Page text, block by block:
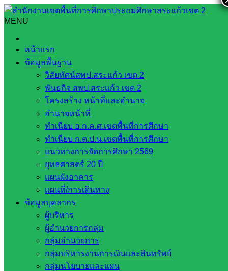
Skip
to
content
MENU
หน้าแรก
ข้อมูลพื้นฐาน
วิสัยทัศน์สพป.สระแก้ว เขต 2
พันธกิจ สพป.สระแก้ว เขต 2
โครงสร้าง หน้าที่และอำนาจ
อำนาจหน้าที่
ทำเนียบ อ.ก.ค.ศ.เขตพื้นที่การศึกษา
ทำเนียบ ก.ต.ป.น.เขตพื้นที่การศึกษา
แนวทางการจัดการศึกษา 2569
ยุทธศาสตร์ 20 ปี
แผนผังอาคาร
แผนที่/การเดินทาง
ข้อมูลบุคลากร
ผู้บริหาร
ผู้อำนวยการกลุ่ม
กลุ่มอำนวยการ
กลุ่มบริหารงานการเงินและสินทรัพย์
กลุ่มนโยบายและแผน
Search
สรุปผลการจัดซื้อจัดจ้างรายเดือน พฤษภาคม 2565
สรุปผลการจัดซื้อจัดจ้างราย
เดือน พฤษภาคม 2565
มิถุนายน 22, 2022มิถุนายน 22, 2022
web2021_admin
การจัดซื้อจัดจ้าง